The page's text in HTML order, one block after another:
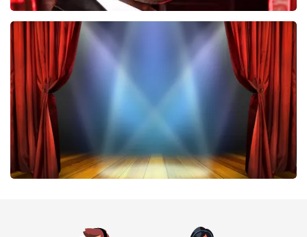
Don Omar
224 laatste 30 minuten
BESTEL NU